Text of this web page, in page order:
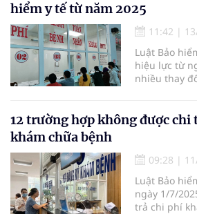
hiểm y tế từ năm 2025
11:42 |
Luật Bảo
hiệu lực từ
nhiều thay
chú ý là việc
hợp người
này giúp
lợi của mình
và công
hiểm y tế.
12 trường hợp không được chi
khám chữa bệnh
09:28 |
Luật Bảo
ngày 1/7/
trả chi phí